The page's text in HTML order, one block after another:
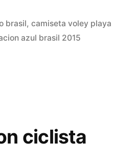
brasil, camiseta voley playa
azul brasil 2015
ciclista